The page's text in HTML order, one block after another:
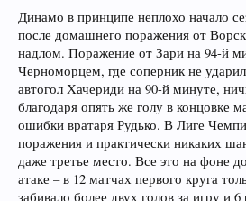
Динамо в принципе неплохо начало
после домашнего поражения от
надлом. Поражение от Зари на 94-й
Черноморцем, где соперник не
автогол Хачериди на 90-й минуте,
благодаря опять же голу в концовке
ошибки вратаря Рудько. В Лиге
поражения и практически никаких
даже третье место. Все это на фоне
атаке – в 12 матчах первого круга
забивало более двух голов за игру и